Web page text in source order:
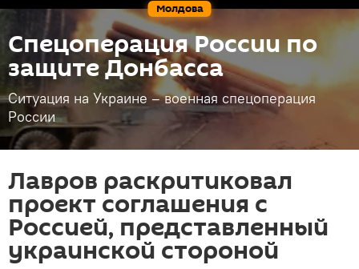
Молдова
Спецоперация России по
защите Донбасса
Ситуация на Украине – военная спецоперация
России
Лавров раскритиковал
проект соглашения с
Россией, представленный
украинской стороной